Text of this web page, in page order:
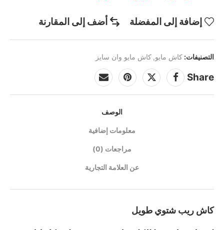
إضافة إلى المفضلة أضف إلى المقارنة
التصنيفات: كاش مايو, كاش مايو وان سايز
Share
الوصف
معلومات إضافية
مراجعات (0)
عن العلامة التجارية
كاش ريب شتوي طويل